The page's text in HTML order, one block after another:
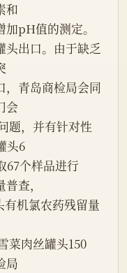
和
pH值的测定。
，青岛商检局会同
会
题，并有针对性
头6
67个样品进行
查，
有机氯农药残留量
局